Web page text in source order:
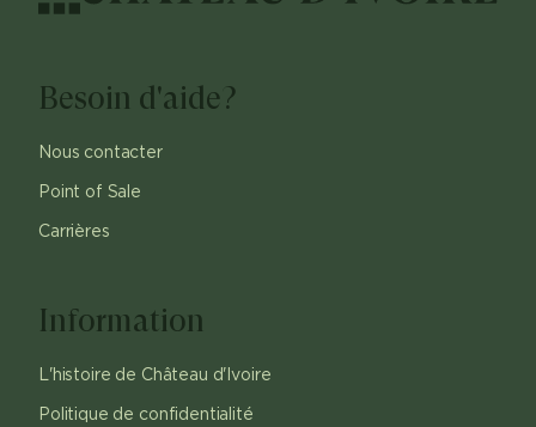
Besoin d'aide?
Nous contacter
Point of Sale
Carrières
Information
L'histoire de Château d'Ivoire
Politique de confidentialité